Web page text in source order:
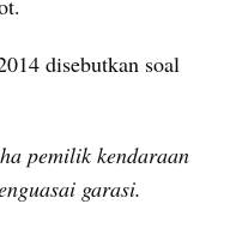
disebutkan soal
pemilik kendaraan
garasi.